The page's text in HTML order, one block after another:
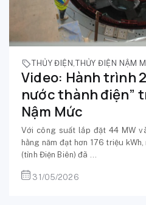
THỦY ĐIỆN ,THỦY ĐIỆN NẬM
Video: Hành trình
nước thành điện”
Nậm Mức
Với công suất lắp đặt 44 MW
hằng năm đạt hơn 176 triệu
(tỉnh Điện Biên) đã ...
31/05/2026